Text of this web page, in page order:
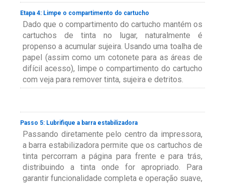
Etapa 4: Limpe o compartimento do cartucho
Dado que o compartimento do cartucho mantém os
cartuchos de tinta no lugar, naturalmente é
propenso a acumular sujeira. Usando uma toalha de
papel (assim como um cotonete para as áreas de
difícil acesso), limpe o compartimento do cartucho
com veja para remover tinta, sujeira e detritos.
Passo 5: Lubrifique a barra estabilizadora
Passando diretamente pelo centro da impressora,
a barra estabilizadora permite que os cartuchos de
tinta percorram a página para frente e para trás,
distribuindo a tinta onde for apropriado. Para
garantir funcionalidade completa e operação suave,